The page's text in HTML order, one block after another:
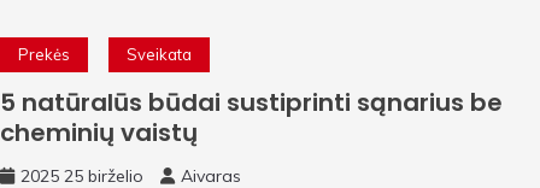
Prekės Sveikata
5 natūralūs būdai sustiprinti sąnarius be
cheminių vaistų
2025 25 birželio Aivaras